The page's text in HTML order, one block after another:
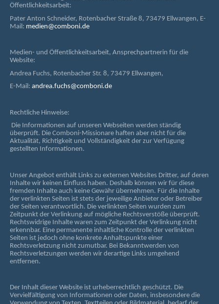
Öffentlichkeitsarbeit:
Pater Anton Schneider, Rotenbacher Straße 8, 73479 Ellwangen, E-
Mail: medien@comboni.de
Medien- und Öffentlichkeitsarbeit, Ansprechpartnerin für die
Website:
Andrea Fuchs, Rotenbacher Str. 8, 73479 Ellwangen,
E-Mail: andrea.fuchs@comboni.de
Rechtliche Hinweise:
Die Informationen auf unseren Webseiten werden ständig
überprüft. Die Comboni-Missionare haften aber nicht für die
Aktualität, Richtigkeit und Vollständigkeit der zur Verfügung
gestellten Informationen.
Unser Angebot enthält Links zu externen Websites Dritter, auf deren
Inhalte wir keinen Einfluss haben. Deshalb können wir für diese
fremden Inhalte auch keine Gewähr übernehmen. Für die Inhalte
der verlinkten Seiten ist stets der jeweilige Anbieter oder Betreiber
der Seiten verantwortlich. Die verlinkten Seiten wurden zum
Zeitpunkt der Verlinkung auf mögliche Rechtsverstöße überprüft.
Rechtswidrige Inhalte waren zum Zeitpunkt der Verlinkung nicht
erkennbar. Eine permanente inhaltliche Kontrolle der verlinkten
Seiten ist jedoch ohne konkrete Anhaltspunkte einer
Rechtsverletzung nicht zumutbar. Bei Bekanntwerden von
Rechtsverletzungen werden wir derartige Links umgehend
entfernen.
Der Inhalt dieser Website ist urheberrechtlich geschützt. Die
Vervielfältigung von Informationen oder Daten, insbesondere die